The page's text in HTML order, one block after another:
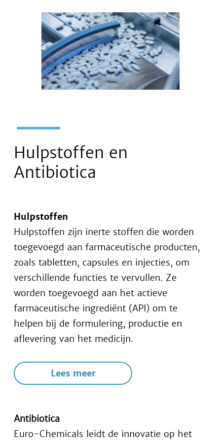
Hulpstoffen en
Antibiotica
Hulpstoffen
Hulpstoffen zijn inerte stoffen die worden
toegevoegd aan farmaceutische producten,
zoals tabletten, capsules en injecties, om
verschillende functies te vervullen. Ze
worden toegevoegd aan het actieve
farmaceutische ingrediënt (API) om te
helpen bij de formulering, productie en
aflevering van het medicijn.
Lees meer
Antibiotica
Euro-Chemicals leidt de innovatie op het